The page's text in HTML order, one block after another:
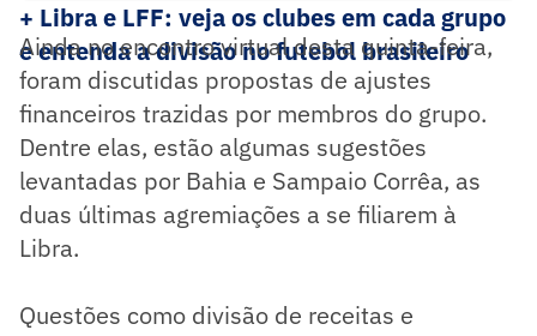
+ Libra e LFF: veja os clubes em cada grupo
e entenda a divisão no futebol brasileiro
Ainda no encontro virtual desta quinta-feira,
foram discutidas propostas de ajustes
financeiros trazidas por membros do grupo.
Dentre elas, estão algumas sugestões
levantadas por Bahia e Sampaio Corrêa, as
duas últimas agremiações a se filiarem à
Libra.
Questões como divisão de receitas e